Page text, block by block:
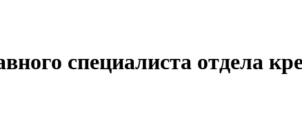
специалиста отдела